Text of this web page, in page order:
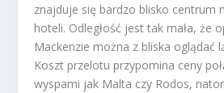
znajduje się bardzo blisko centrum
hoteli. Odległość jest tak mała, że
Mackenzie można z bliska oglądać
Koszt przelotu przypomina ceny
wyspami jak Malta czy Rodos,